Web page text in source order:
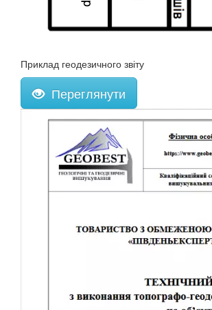
Приклад геодезичного звіту
Переглянути